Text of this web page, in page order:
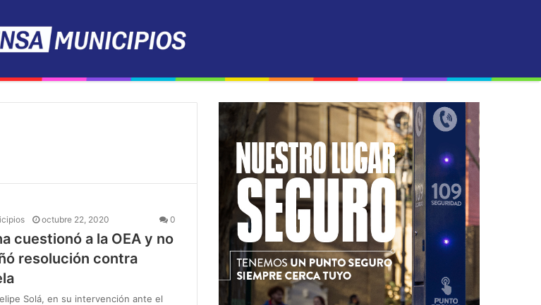
octubre 22, 2020 0
cuestionó a la OEA y no
resolución contra
Solá, en su intervención ante el